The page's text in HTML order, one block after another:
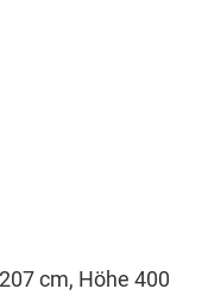
cm, Höhe 400